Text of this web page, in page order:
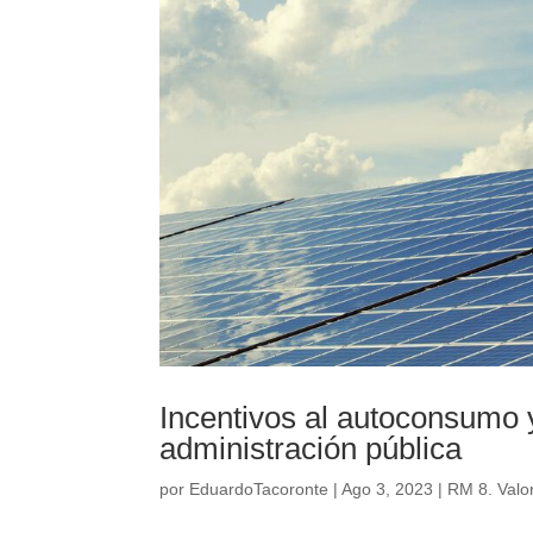
Incentivos al
administración pública
por EduardoTacoronte |Ago 3, 2023 | RM 8.